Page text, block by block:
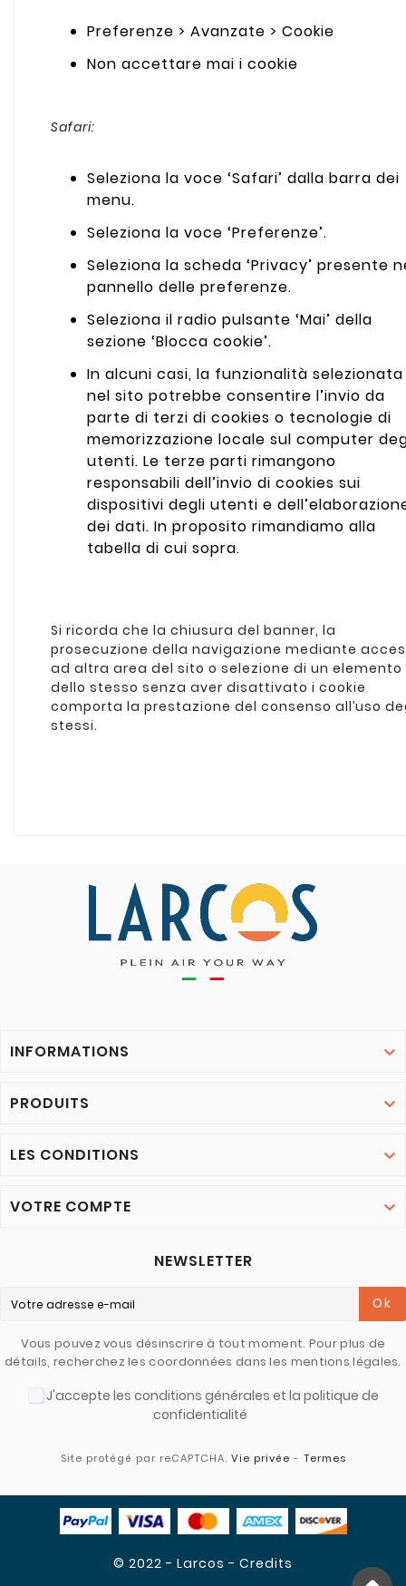
Preferenze > Avanzate > Cookie
Non accettare mai i cookie
Safari:
Seleziona la voce ‘Safari’ dalla barra dei
menu.
Seleziona la voce ‘Preferenze’.
Seleziona la scheda ‘Privacy’ presente
pannello delle preferenze.
Seleziona il radio pulsante ‘Mai’ della
sezione ‘Blocca cookie’.
In alcuni casi, la funzionalità selezionata
nel sito potrebbe consentire l’invio da
parte di terzi di cookies o tecnologie di
memorizzazione locale sul computer
utenti. Le terze parti rimangono
responsabili dell’invio di cookies sui
dispositivi degli utenti e
dei dati. In proposito rimandiamo alla
tabella di cui sopra.
Si ricorda che la chiusura del banner, la
prosecuzione della navigazione mediante
ad altra area del sito o selezione di un elemento
dello stesso senza aver disattivato i cookie
comporta la prestazione del consenso all’uso
stessi.
INFORMATIONS 
PRODUITS 
LES CONDITIONS 
VOTRE COMPTE 
NEWSLETTER
Ok
Vous pouvez vous désinscrire à tout moment. Pour plus de
détails, recherchez les coordonnées dans les mentions légales.
J'accepte les conditions générales et la politique de
confidentialité
Site protégé par reCAPTCHA. Vie privée - Termes
© 2022 - Larcos - Credits